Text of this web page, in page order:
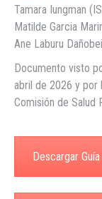
Tamara Iungman
Matilde Garcia
Ane Laburu
Documento visto
abril de 2026 y por
Comisión de Salud
Descargar